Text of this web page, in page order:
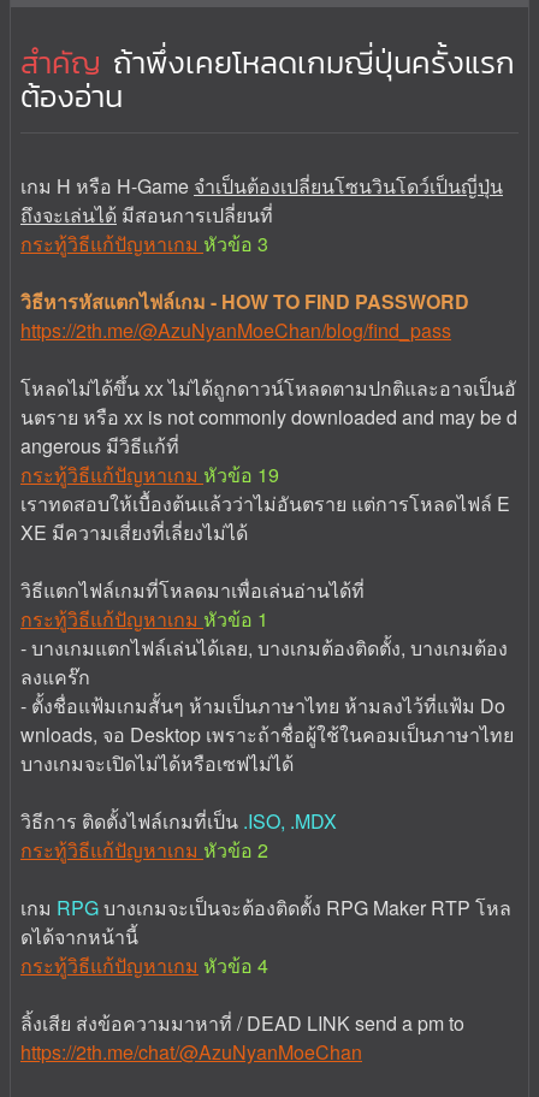
สำคัญ ถ้าพึ่งเคยโหลดเกมญี่ปุ่นครั้งแรก
ต้องอ่าน
เกม H หรือ H-Game จำเป็นต้องเปลี่ยนโซนวินโดว์เป็นญี่ปุ่น
ถึงจะเล่นได้ มีสอนการเปลี่ยนที่
กระทู้วิธีแก้ปัญหาเกม หัวข้อ 3
วิธีหารหัสแตกไฟล์เกม - HOW TO FIND PASSWORD
https://2th.me/@AzuNyanMoeChan/blog/find_pass
โหลดไม่ได้ขึ้น xx ไม่ได้ถูกดาวน์โหลดตามปกติและอาจเป็นอั
นตราย หรือ xx is not commonly downloaded and may be d
angerous มีวิธีแก้ที่
กระทู้วิธีแก้ปัญหาเกม หัวข้อ 19
เราทดสอบให้เบื้องต้นแล้วว่าไม่อันตราย แต่การโหลดไฟล์ E
XE มีความเสี่ยงที่เลี่ยงไม่ได้
วิธีแตกไฟล์เกมที่โหลดมาเพื่อเล่นอ่านได้ที่
กระทู้วิธีแก้ปัญหาเกม หัวข้อ 1
- บางเกมแตกไฟล์เล่นได้เลย, บางเกมต้องติดตั้ง, บางเกมต้อง
ลงแคร๊ก
- ตั้งชื่อแฟ้มเกมสั้นๆ ห้ามเป็นภาษาไทย ห้ามลงไว้ที่แฟ้ม Do
wnloads, จอ Desktop เพราะถ้าชื่อผู้ใช้ในคอมเป็นภาษาไทย
บางเกมจะเปิดไม่ได้หรือเซฟไม่ได้
วิธีการ ติดตั้งไฟล์เกมที่เป็น .ISO, .MDX
กระทู้วิธีแก้ปัญหาเกม หัวข้อ 2
เกม RPGบางเกมจะเป็นจะต้องติดตั้ง RPG Maker RTP โหล
ดได้จากหน้านี้
กระทู้วิธีแก้ปัญหาเกม หัวข้อ 4
ลิ้งเสีย ส่งข้อความมาหาที่ / DEAD LINK send a pm to
https://2th.me/chat/@AzuNyanMoeChan